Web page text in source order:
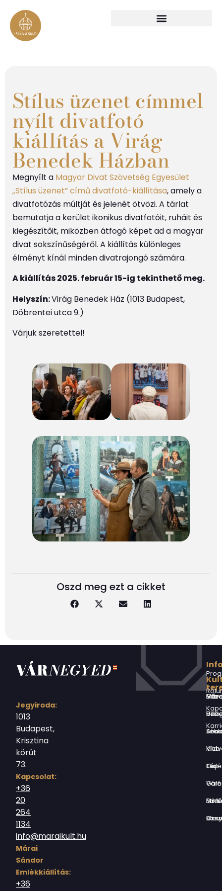
Stílus üzenet címmel
nyílt divatfotó
kiállítás a Virág
Benedek Házban
Megnyílt a Magyar Divat Szövetség Egyesület
„Stílus üzenet” című divatfotó-kiállítása, amely a
divatfotózás múltját és jelenét ötvözi. A tárlat
bemutatja a kerület ikonikus divatfotóit, ruháit és
kiegészítőit, miközben átfogó képet ad a magyar
divat sokszínűségéről. A kiállítás különleges
élményt kínál minden divatrajongó számára.
A kiállítás 2025. február 15-ig tekinthető meg.
Helyszín:Virág Benedek Ház (1013 Budapest,
Döbrentei utca 9.)
Várjuk szeretettel!
Oszd meg ezt a cikket
Jegyiroda:
1013
Budapest,
Krisztina
körút
73.
Kapcsolat:
+36
20
264
1134
info@maraikult.hu
Márai
Sándor
Emlékkiállítás:
+36
Márai Sándor Művelődési Ház
Virág Benedek Ház
Jókai Anna
Vízivárosi Klub
Tér-Kép
Várnegyed
Borsos
Országház